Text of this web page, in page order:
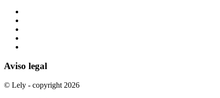
Aviso legal
© Lely - copyright 2026